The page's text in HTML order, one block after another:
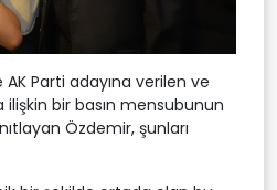
Parti adayına verilen ve
bir basın mensubunun
Özdemir, şunları